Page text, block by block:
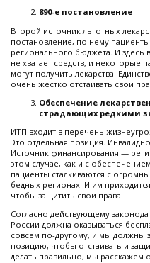
890-е постановление
Второй источник льготных
постановление, по нему
регионального бюджета. И здесь
не хватает средств, и некоторые
могут получить лекарства.
очень жестко отстаивать свои
Обеспечение
страдающих редкими
ИТП входит в перечень
Это отдельная позиция.
Источник финансирования —
этом случае, как и с
пациенты сталкиваются с
бедных регионах. И им
чтобы защитить свои права.
Согласно действующему
России должна оказываться
совсем по-другому, и мы должны
позицию, чтобы отстаивать и
делать правильно, мы расскажем